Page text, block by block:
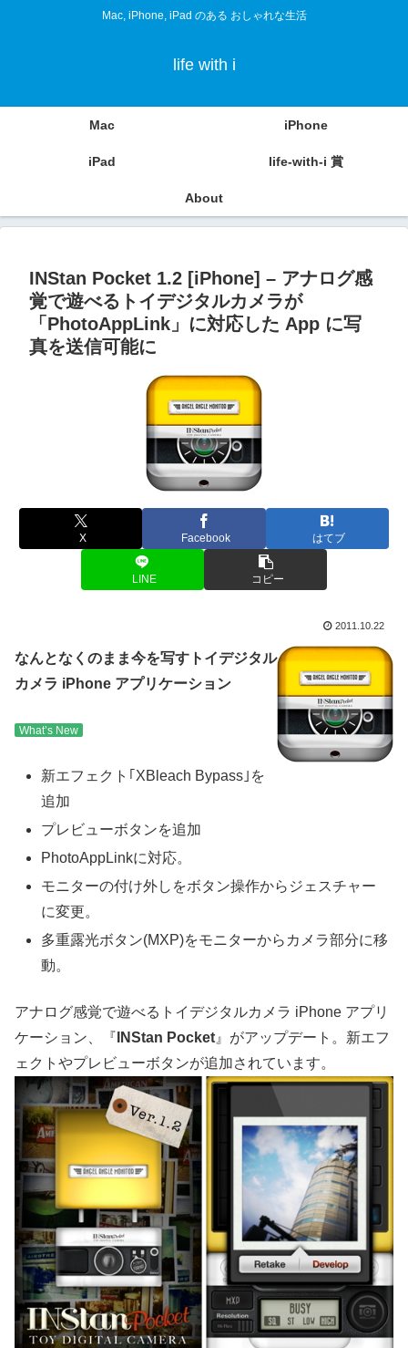
Mac, iPhone, iPad のある おしゃれな生活
life with i
Mac iPhone
iPad life-with-i 賞
About
INStan Pocket 1.2 [iPhone] – アナログ感
覚で遊べるトイデジタルカメラが
「PhotoAppLink」に対応した App に写
真を送信可能に
X Facebook はてブ
LINE コピー
2011.10.22
なんとなくのまま今を写すトイデジタル
カメラ iPhone アプリケーション
What’s New
新エフェクト｢XBleach Bypass｣を
追加
プレビューボタンを追加
PhotoAppLinkに対応。
モニターの付け外しをボタン操作からジェスチャー
に変更。
多重露光ボタン(MXP)をモニターからカメラ部分に移
動。
アナログ感覚で遊べるトイデジタルカメラ iPhone アプリ
ケーション、『 INStan Pocket 』がアップデート。新エフ
ェクトやプレビューボタンが追加されています。